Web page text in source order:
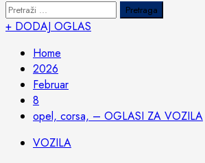
Pretraga:
+ DODAJ OGLAS
Home
2026
Februar
8
opel, corsa, – OGLASI ZA VOZILA
VOZILA